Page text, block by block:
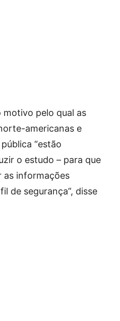
motivo pelo qual as
americanas e
“estão
o estudo – para que
as informações
de segurança”, disse